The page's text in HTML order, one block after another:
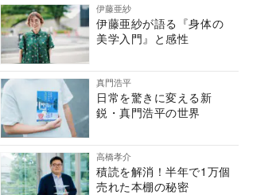
伊藤亜紗
伊藤亜紗が語る『身体の
美学入門』と感性
真門浩平
日常を驚きに変える新
鋭・真門浩平の世界
高橋孝介
積読を解消！半年で1万個
売れた本棚の秘密